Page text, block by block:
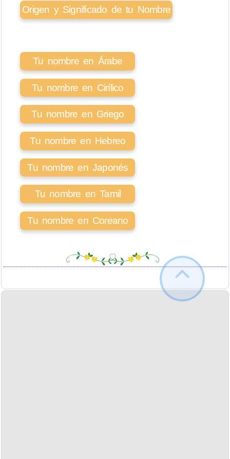
Origen y Significado de tu Nombre
Tu nombre en Árabe
Tu nombre en Cirílico
Tu nombre en Griego
Tu nombre en Hebreo
Tu nombre en Japonés
Tu nombre en Tamil
Tu nombre en Coreano